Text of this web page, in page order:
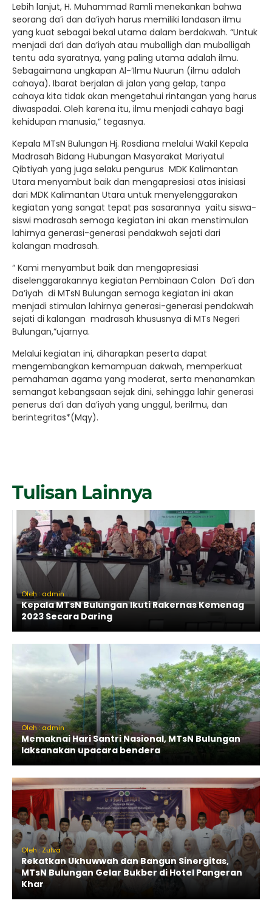
Lebih lanjut, H. Muhammad Ramli menekankan bahwa
seorang da’i dan da’iyah harus memiliki landasan ilmu
yang kuat sebagai bekal utama dalam berdakwah. “Untuk
menjadi da’i dan da’iyah atau muballigh dan muballigah
tentu ada syaratnya, yang paling utama adalah ilmu.
Sebagaimana ungkapan Al-‘Ilmu Nuurun (ilmu adalah
cahaya). Ibarat berjalan di jalan yang gelap, tanpa
cahaya kita tidak akan mengetahui rintangan yang harus
diwaspadai. Oleh karena itu, ilmu menjadi cahaya bagi
kehidupan manusia,” tegasnya.
Kepala MTsN Bulungan Hj. Rosdiana melalui Wakil Kepala
Madrasah Bidang Hubungan Masyarakat Mariyatul
Qibtiyah yang juga selaku pengurus MDK Kalimantan
Utara menyambut baik dan mengapresiasi atas inisiasi
dari MDK Kalimantan Utara untuk menyelenggarakan
kegiatan yang sangat tepat pas sasarannya yaitu siswa-
siswi madrasah semoga kegiatan ini akan menstimulan
lahirnya generasi-generasi pendakwah sejati dari
kalangan madrasah.
“ Kami menyambut baik dan mengapresiasi
diselenggarakannya kegiatan Pembinaan Calon Da’i dan
Da’iyah di MTsN Bulungan semoga kegiatan ini akan
menjadi stimulan lahirnya generasi-generasi pendakwah
sejati di kalangan madrasah khususnya di MTs Negeri
Bulungan,”ujarnya.
Melalui kegiatan ini, diharapkan peserta dapat
mengembangkan kemampuan dakwah, memperkuat
pemahaman agama yang moderat, serta menanamkan
semangat kebangsaan sejak dini, sehingga lahir generasi
penerus da’i dan da’iyah yang unggul, berilmu, dan
berintegritas*(Mqy).
Tulisan Lainnya
Oleh : admin
Kepala MTsN Bulungan Ikuti Rakernas Kemenag
2023 Secara Daring
Oleh : admin
Memaknai Hari Santri Nasional, MTsN Bulungan
laksanakan upacara bendera
Oleh : Zulva
Rekatkan Ukhuwwah dan Bangun Sinergitas,
MTsN Bulungan Gelar Bukber di Hotel Pangeran
Khar